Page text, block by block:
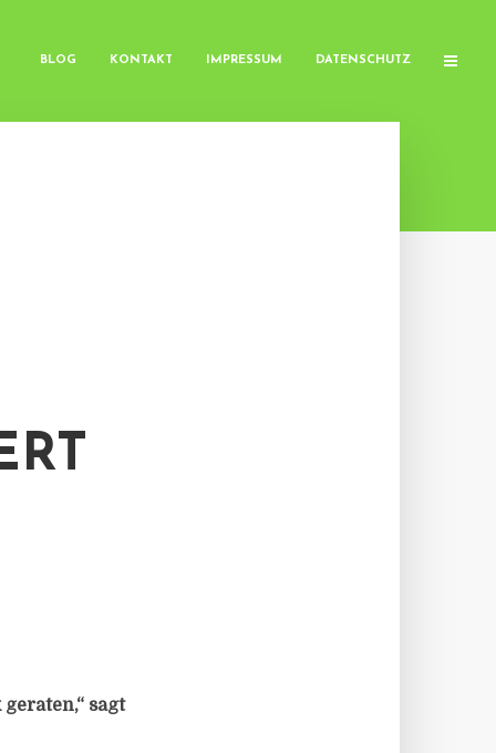
BLOG KONTAKT IMPRESSUM DATENSCHUTZ
sagt